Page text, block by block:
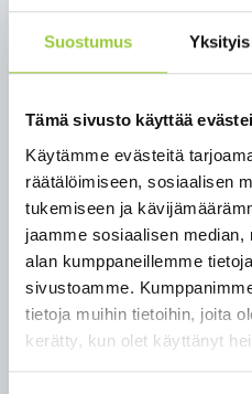
Suostumus
Tämä sivusto käyttää
Käytämme evästeitä
räätälöimiseen, sosiaalisen
tukemiseen ja
jaamme sosiaalisen
alan kumppaneillemme
sivustoamme.
tietoja muihin tietoihin, joita
kerätty, kun olet käyttänyt
lumitilanteen mukaan
sijaitsee myös Paltamon
makkaranpaistoon eli
tullessaan ja vie roskat
on merkitty opastauluun.
Reitin lähtöpiste
kartalla:https://goo.gl/
Siirtymäreitti
pururadallekartalla.
Reittikuvaus